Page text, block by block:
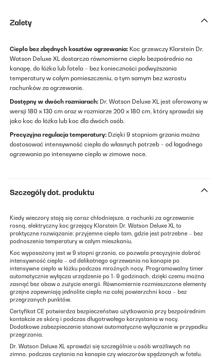
Zalety
Ciepło bez zbędnych kosztów ogrzewania: Koc grzewczy Klarstein Dr.
Watson Deluxe XL dostarcza równomierne ciepło bezpośrednio na
kanapę, do łóżka lub fotela – bez konieczności podwyższania
temperatury w całym pomieszczeniu, a tym samym bez wzrostu
rachunków za ogrzewanie.
Dostępny w dwóch rozmiarach: Dr. Watson Deluxe XL jest oferowany w
wersji 180 x 130 cm oraz w rozmiarze 200 x 180 cm, który sprawdzi się
jako koc do łóżka lub koc dla dwóch osób.
Precyzyjna regulacja temperatury: Dzięki 9 stopniom grzania można
dostosować intensywność ciepła do własnych potrzeb – od łagodnego
ogrzewania po intensywne ciepło w zimowe noce.
Szczegóły dot. produktu
Kiedy wieczory stają się coraz chłodniejsze, a rachunki za ogrzewanie
rosną, elektryczny koc grzejący Klarstein Dr. Watson Deluxe XL to
praktyczne rozwiązanie: przyjemne ciepło tam, gdzie jest potrzebne – bez
podnoszenia temperatury w całym mieszkaniu.
Koc wyposażony jest w 9 stopni grzania, co pozwala precyzyjnie dobrać
intensywność ciepła – od delikatnego ogrzewania na kanapie po
intensywne ciepło w łóżku podczas mroźnych nocy. Programowalny timer
automatycznie wyłącza urządzenie po 1–9 godzinach, dzięki czemu można
zasnąć bez obaw o zużycie energii. Równomiernie rozmieszczone elementy
grzejne zapewniają jednolite ciepło na całej powierzchni koca – bez
przegrzanych punktów.
Certyfikat CE potwierdza bezpieczeństwo użytkowania przy bezpośrednim
kontakcie ze skórą i podczas długotrwałego korzystania w nocy.
Dodatkowe zabezpieczenie stanowi automatyczne wyłączanie w przypadku
przegrzania.
Dr. Watson Deluxe XL sprawdzi się szczególnie u osób wrażliwych na
zimno, podczas czytania na kanapie czy wieczorów spędzanych w fotelu.